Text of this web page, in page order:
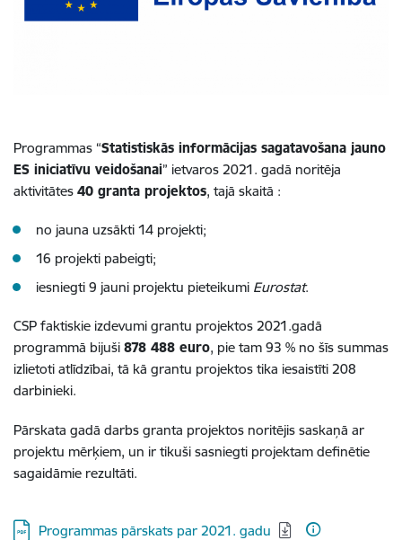
Programmas “Statistiskās informācijas sagatavošana jauno
ES iniciatīvu veidošanai” ietvaros 2021. gadā noritēja
aktivitātes 40 granta projektos, tajā skaitā :
no jauna uzsākti 14 projekti;
16 projekti pabeigti;
iesniegti 9 jauni projektu pieteikumi Eurostat.
CSP faktiskie izdevumi grantu projektos 2021.gadā
programmā bijuši 878 488 euro, pie tam 93 % no šīs summas
izlietoti atlīdzībai, tā kā grantu projektos tika iesaistīti 208
darbinieki.
Pārskata gadā darbs granta projektos noritējis saskaņā ar
projektu mērķiem, un ir tikuši sasniegti projektam definētie
sagaidāmie rezultāti.
Lejupielādēt:
Programmas pārskats par 2021. gadu